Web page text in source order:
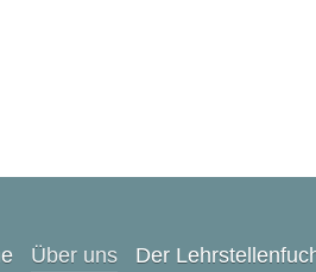
Über uns Der